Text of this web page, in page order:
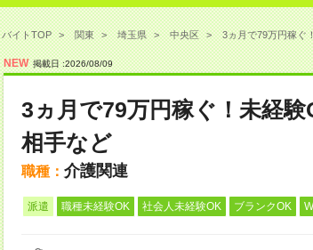
バイトTOP 関東 埼玉県 中央区 3ヵ月で79万円稼ぐ
NEW 掲載日 :2026/08/09
3ヵ月で79万円稼ぐ！未経
相手など
職種： 介護関連
派遣 職種未経験OK 社会人未経験OK ブランクOK